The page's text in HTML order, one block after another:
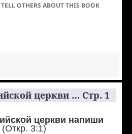
OTHERS ABOUT THIS BOOK
церкви … Стр. 1
церкви напиши
(Откр. 3:1)